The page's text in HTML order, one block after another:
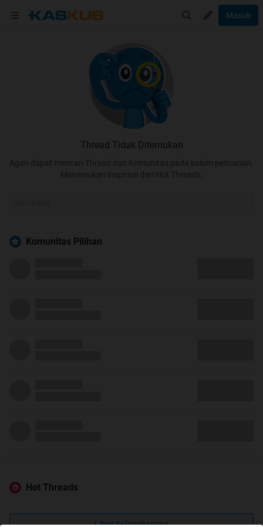
Masuk
Thread Tidak Ditemukan
Agan dapat mencari Thread dan Komunitas pada kolom pencarian.
Menemukan inspirasi dari Hot Threads.
Komunitas Pilihan
Hot Threads
Lihat Selengkapnya